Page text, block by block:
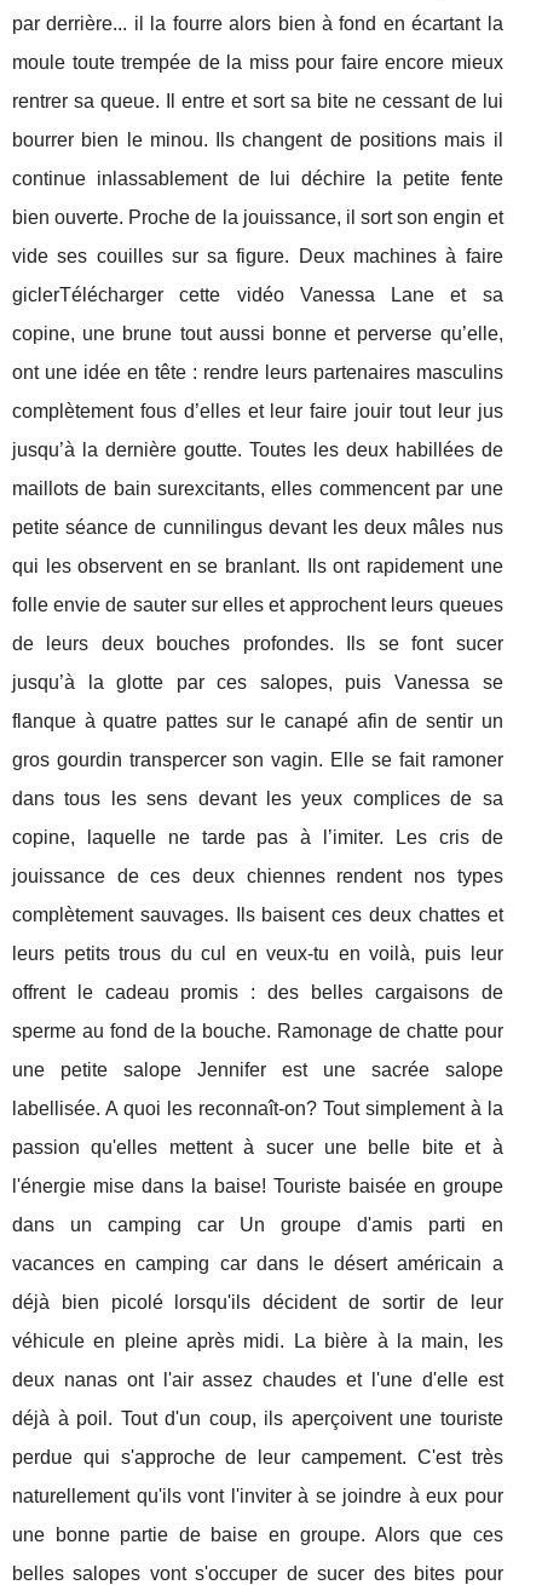
par derrière... il la fourre alors bien à fond en écartant la
moule toute trempée de la miss pour faire encore mieux
rentrer sa queue. Il entre et sort sa bite ne cessant de lui
bourrer bien le minou. Ils changent de positions mais il
continue inlassablement de lui déchire la petite fente
bien ouverte. Proche de la jouissance, il sort son engin et
vide ses couilles sur sa figure. Deux machines à faire
giclerTélécharger cette vidéo Vanessa Lane et sa
copine, une brune tout aussi bonne et perverse qu’elle,
ont une idée en tête : rendre leurs partenaires masculins
complètement fous d’elles et leur faire jouir tout leur jus
jusqu’à la dernière goutte. Toutes les deux habillées de
maillots de bain surexcitants, elles commencent par une
petite séance de cunnilingus devant les deux mâles nus
qui les observent en se branlant. Ils ont rapidement une
folle envie de sauter sur elles et approchent leurs queues
de leurs deux bouches profondes. Ils se font sucer
jusqu’à la glotte par ces salopes, puis Vanessa se
flanque à quatre pattes sur le canapé afin de sentir un
gros gourdin transpercer son vagin. Elle se fait ramoner
dans tous les sens devant les yeux complices de sa
copine, laquelle ne tarde pas à l’imiter. Les cris de
jouissance de ces deux chiennes rendent nos types
complètement sauvages. Ils baisent ces deux chattes et
leurs petits trous du cul en veux-tu en voilà, puis leur
offrent le cadeau promis : des belles cargaisons de
sperme au fond de la bouche. Ramonage de chatte pour
une petite salope Jennifer est une sacrée salope
labellisée. A quoi les reconnaît-on? Tout simplement à la
passion qu'elles mettent à sucer une belle bite et à
l'énergie mise dans la baise! Touriste baisée en groupe
dans un camping car Un groupe d'amis parti en
vacances en camping car dans le désert américain a
déjà bien picolé lorsqu'ils décident de sortir de leur
véhicule en pleine après midi. La bière à la main, les
deux nanas ont l'air assez chaudes et l'une d'elle est
déjà à poil. Tout d'un coup, ils aperçoivent une touriste
perdue qui s'approche de leur campement. C'est très
naturellement qu'ils vont l'inviter à se joindre à eux pour
une bonne partie de baise en groupe. Alors que ces
belles salopes vont s'occuper de sucer des bites pour